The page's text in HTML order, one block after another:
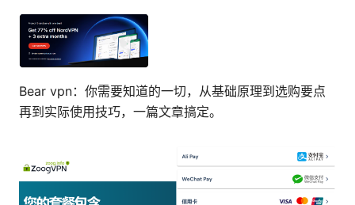
Bear vpn：你需要知道的一切，从基础原理到选购要点
再到实际使用技巧，一篇文章搞定。